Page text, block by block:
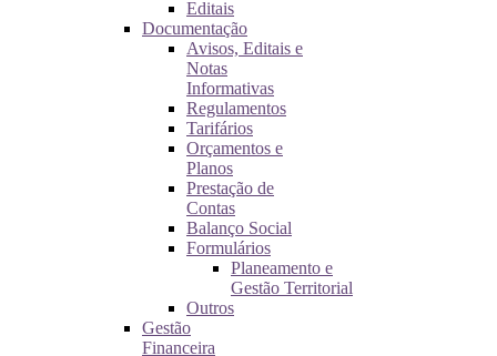
Editais
Documentação
Avisos, Editais e
Notas
Informativas
Regulamentos
Tarifários
Orçamentos e
Planos
Prestação de
Contas
Balanço Social
Formulários
Planeamento e
Gestão Territorial
Outros
Gestão
Financeira